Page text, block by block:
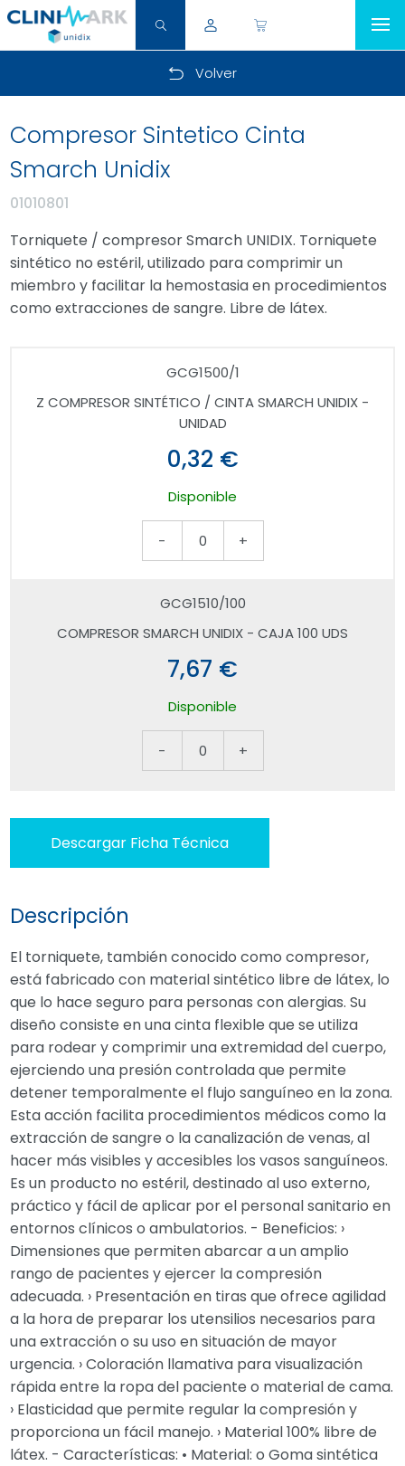
Volver
Compresor Sintetico Cinta
Smarch Unidix
01010801
Torniquete / compresor Smarch UNIDIX. Torniquete
sintético no estéril, utilizado para comprimir un
miembro y facilitar la hemostasia en procedimientos
como extracciones de sangre. Libre de látex.
GCG1500/1
Z COMPRESOR SINTÉTICO / CINTA SMARCH UNIDIX -
UNIDAD
0,32 €
Disponible
- 0 +
GCG1510/100
COMPRESOR SMARCH UNIDIX - CAJA 100 UDS
7,67 €
Disponible
- 0 +
Descargar Ficha Técnica
Descripción
El torniquete, también conocido como compresor,
está fabricado con material sintético libre de látex, lo
que lo hace seguro para personas con alergias. Su
diseño consiste en una cinta flexible que se utiliza
para rodear y comprimir una extremidad del cuerpo,
ejerciendo una presión controlada que permite
detener temporalmente el flujo sanguíneo en la zona.
Esta acción facilita procedimientos médicos como la
extracción de sangre o la canalización de venas, al
hacer más visibles y accesibles los vasos sanguíneos.
Es un producto no estéril, destinado al uso externo,
práctico y fácil de aplicar por el personal sanitario en
entornos clínicos o ambulatorios. - Beneficios: ›
Dimensiones que permiten abarcar a un amplio
rango de pacientes y ejercer la compresión
adecuada. › Presentación en tiras que ofrece agilidad
a la hora de preparar los utensilios necesarios para
una extracción o su uso en situación de mayor
urgencia. › Coloración llamativa para visualización
rápida entre la ropa del paciente o material de cama.
› Elasticidad que permite regular la compresión y
proporciona un fácil manejo. › Material 100% libre de
látex. - Características: • Material: o Goma sintética